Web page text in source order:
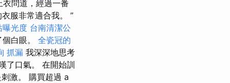
問道，經過一番
服非常適合我。 ”
曝光度 台南清潔公
白眼。 全瓷冠的
抓漏 我深深地思考
了口氣。 在開始訓
激。 購買超過 a